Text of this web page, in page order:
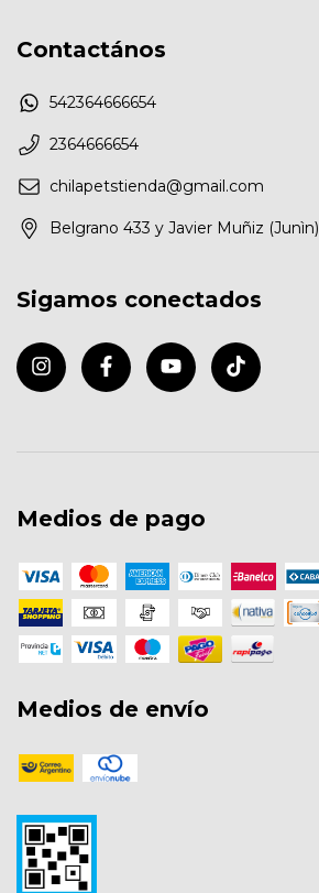
Contactános
542364666654
2364666654
chilapetstienda@gmail.com
Belgrano 433 y Javier Muñiz (Junìn)
Sigamos conectados
Medios de pago
Medios de envío